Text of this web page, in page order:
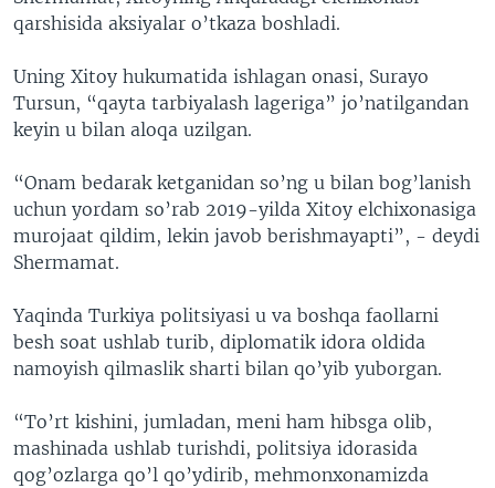
qarshisida aksiyalar o’tkaza boshladi.
Uning Xitoy hukumatida ishlagan onasi, Surayo
Tursun, “qayta tarbiyalash lageriga” jo’natilgandan
keyin u bilan aloqa uzilgan.
“Onam bedarak ketganidan so’ng u bilan bog’lanish
uchun yordam so’rab 2019-yilda Xitoy elchixonasiga
murojaat qildim, lekin javob berishmayapti”, - deydi
Shermamat.
Yaqinda Turkiya politsiyasi u va boshqa faollarni
besh soat ushlab turib, diplomatik idora oldida
namoyish qilmaslik sharti bilan qo’yib yuborgan.
“To’rt kishini, jumladan, meni ham hibsga olib,
mashinada ushlab turishdi, politsiya idorasida
qog’ozlarga qo’l qo’ydirib, mehmonxonamizda